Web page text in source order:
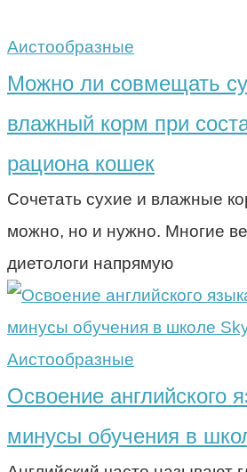
Аистообразные
Можно ли совмещать
влажный корм при
рациона кошек
Сочетать сухие и влажные
можно, но и нужно. Многие
диетологи напрямую
Аистообразные
Освоение английского
минусы обучения в